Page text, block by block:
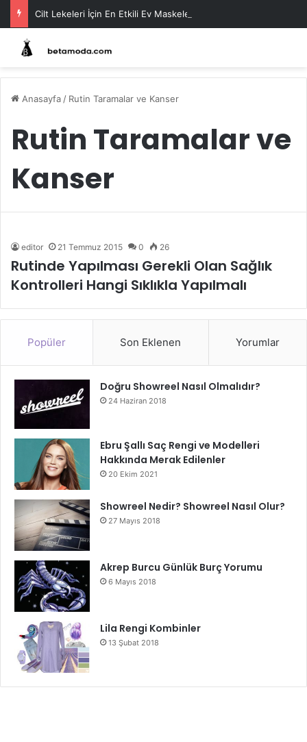
Cilt Lekeleri İçin En Etkili Ev Maskeleri
Anasayfa / Rutin Taramalar ve Kanser
Rutin Taramalar ve
Kanser
editor 21 Temmuz 2015 0 26
Rutinde Yapılması Gerekli Olan Sağlık
Kontrolleri Hangi Sıklıkla Yapılmalı
Popüler Son Eklenen Yorumlar
Doğru Showreel Nasıl Olmalıdır?
24 Haziran 2018
Ebru Şallı Saç Rengi ve Modelleri
Hakkında Merak Edilenler
20 Ekim 2021
Showreel Nedir? Showreel Nasıl Olur?
27 Mayıs 2018
Akrep Burcu Günlük Burç Yorumu
6 Mayıs 2018
Lila Rengi Kombinler
13 Şubat 2018